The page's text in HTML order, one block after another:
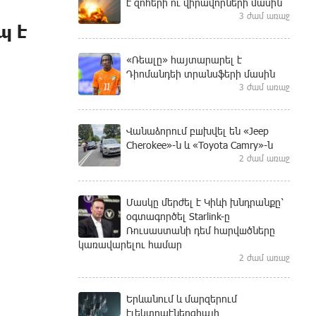
է
է զոհերի ու վիրավորների մասին
3 ժամ առաջ
«Ռեալը» հայտարարել է
Դիոմանդեի տրանսֆերի մասին
3 ժամ առաջ
Վանաձորում բшխվել են «Jeep
Cherokee»-ն և «Toyota Camry»-ն
2 ժամ առաջ
Մասկը մերժել է Կիևի խնդրանքը՝
օգտագործել Starlink-ը
Ռուսաստանի դեմ հարվшծները
կառավարելու համար
2 ժամ առաջ
Երևանում և մարզերում
էլեկտրաէներգիայի